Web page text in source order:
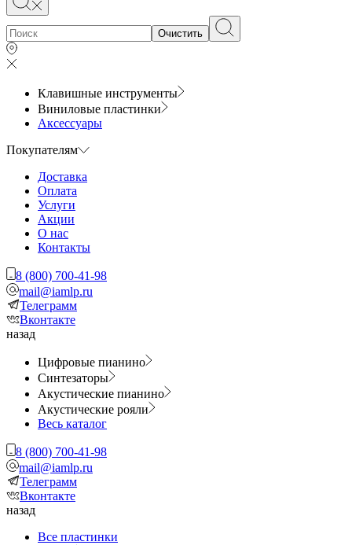
Очистить
Клавишные инструменты
Виниловые пластинки
Аксессуары
Покупателям
Доставка
Оплата
Услуги
Акции
О нас
Контакты
8 (800) 700-41-98
mail@iamlp.ru
Телеграмм
Вконтакте
назад
Цифровые пианино
Синтезаторы
Акустические пианино
Акустические рояли
Весь каталог
8 (800) 700-41-98
mail@iamlp.ru
Телеграмм
Вконтакте
назад
Все пластинки